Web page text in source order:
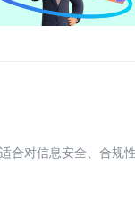
合对信息安全、合规